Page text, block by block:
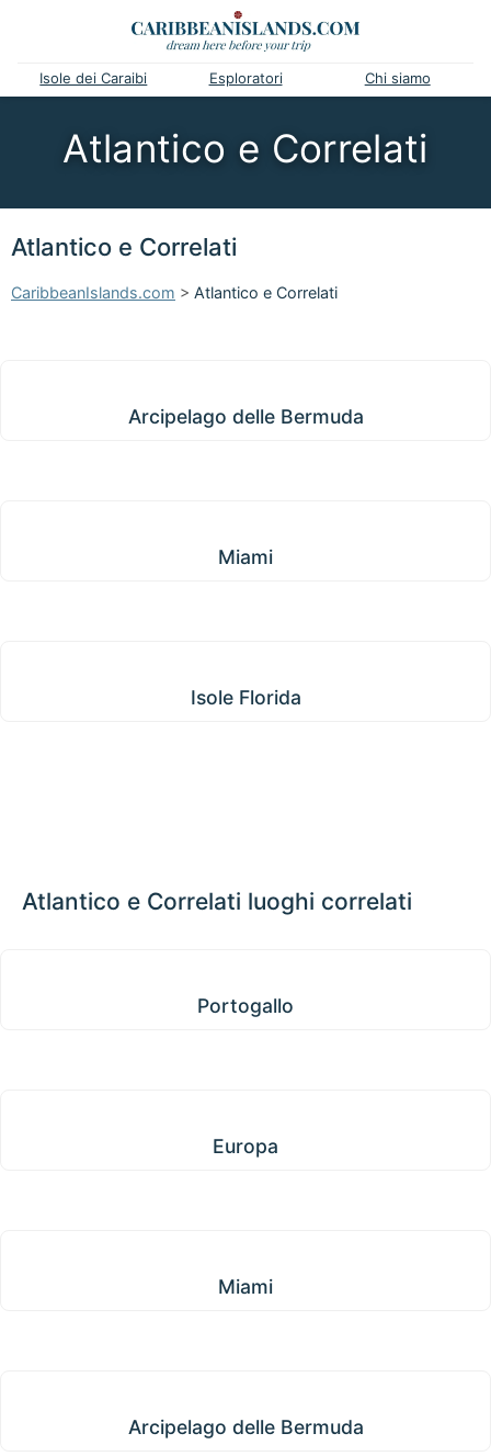
Isole dei Caraibi Esploratori Chi siamo
Atlantico e Correlati
Atlantico e Correlati
CaribbeanIslands.com > Atlantico e Correlati
Arcipelago delle Bermuda
Miami
Isole Florida
Atlantico e Correlati luoghi correlati
Portogallo
Europa
Miami
Arcipelago delle Bermuda